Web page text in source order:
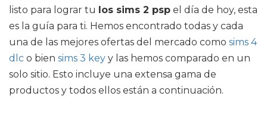
listo para lograr tu los sims 2 psp el día de hoy, esta
es la guía para ti. Hemos encontrado todas y cada
una de las mejores ofertas del mercado como sims 4
dlc o bien sims 3 key y las hemos comparado en un
solo sitio. Esto incluye una extensa gama de
productos y todos ellos están a continuación.